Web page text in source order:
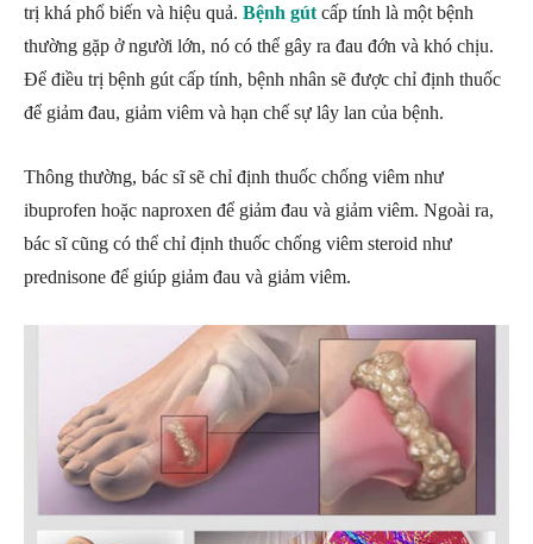
trị khá phổ biến và hiệu quả. Bệnh gút cấp tính là một bệnh
thường gặp ở người lớn, nó có thể gây ra đau đớn và khó chịu.
Để điều trị bệnh gút cấp tính, bệnh nhân sẽ được chỉ định thuốc
để giảm đau, giảm viêm và hạn chế sự lây lan của bệnh.
Thông thường, bác sĩ sẽ chỉ định thuốc chống viêm như
ibuprofen hoặc naproxen để giảm đau và giảm viêm. Ngoài ra,
bác sĩ cũng có thể chỉ định thuốc chống viêm steroid như
prednisone để giúp giảm đau và giảm viêm.